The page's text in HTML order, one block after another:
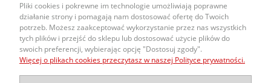
O nas
Obsługa Zamówień
Pliki cookies i pokrewne im technologie umożliwiają poprawne
działanie strony i pomagają nam dostosować ofertę do Twoich
potrzeb. Możesz zaakceptować wykorzystanie przez nas wszystkich
tych plików i przejść do sklepu lub dostosować użycie plików do
swoich preferencji, wybierając opcję "Dostosuj zgody".
Więcej o plikach cookies przeczytasz w naszej Polityce prywatności.